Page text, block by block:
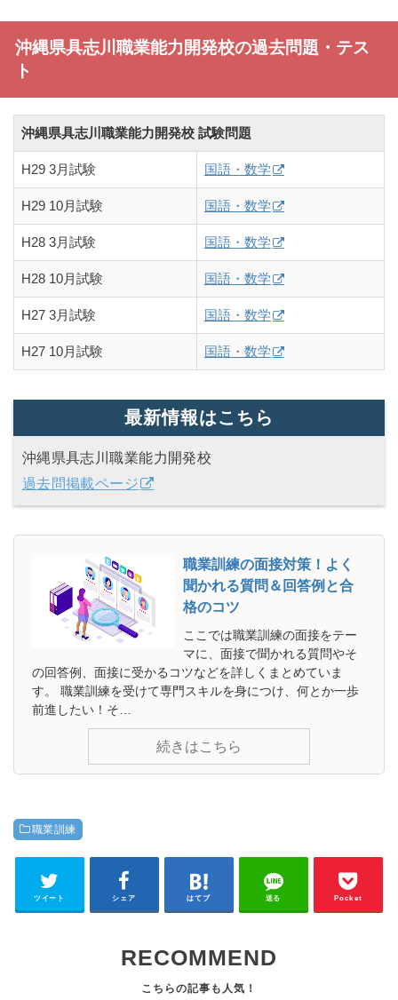
沖縄県具志川職業能力開発校の過去問題・テス
ト
沖縄県具志川職業能力開発校 試験問題
H29 3月試験 国語・数学
H29 10月試験 国語・数学
H28 3月試験 国語・数学
H28 10月試験 国語・数学
H27 3月試験 国語・数学
H27 10月試験 国語・数学
最新情報はこちら
沖縄県具志川職業能力開発校
過去問掲載ページ
職業訓練の面接対策！よく
聞かれる質問＆回答例と合
格のコツ
ここでは職業訓練の面接をテー
マに、面接で聞かれる質問やそ
の回答例、面接に受かるコツなどを詳しくまとめていま
す。 職業訓練を受けて専門スキルを身につけ、何とか一歩
前進したい！そ…
続きはこちら
職業訓練
ツイート シェア はてブ 送る Pocket
RECOMMEND